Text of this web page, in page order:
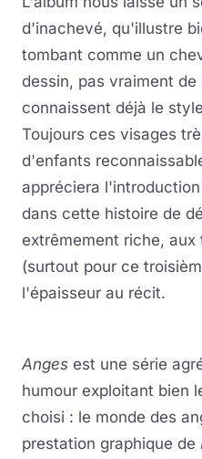
d'inachevé, qu'illustre
tombant comme un
dessin, pas vraiment
connaissent déjà le
Toujours ces visages
d'enfants
appréciera
dans cette histoire de
extrêmement riche,
(surtout pour ce
l'épaisseur au récit.
Anges est une série
humour exploitant bien
choisi : le monde des
prestation graphique de